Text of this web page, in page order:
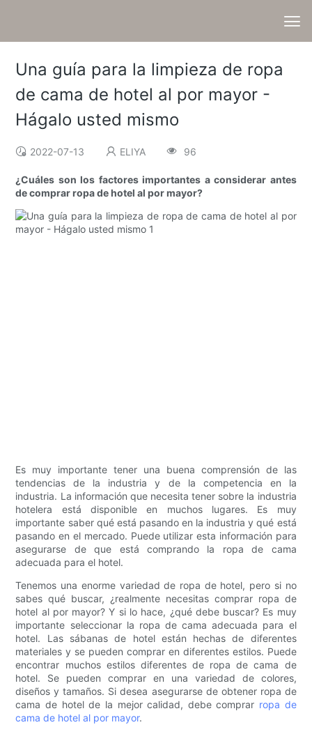
Una guía para la limpieza de ropa
de cama de hotel al por mayor -
Hágalo usted mismo
2022-07-13 ELIYA 96
¿Cuáles son los factores importantes a considerar antes
de comprar ropa de hotel al por mayor?
Es muy importante tener una buena comprensión de las
tendencias de la industria y de la competencia en la
industria. La información que necesita tener sobre la industria
hotelera está disponible en muchos lugares. Es muy
importante saber qué está pasando en la industria y qué está
pasando en el mercado. Puede utilizar esta información para
asegurarse de que está comprando la ropa de cama
adecuada para el hotel.
Tenemos una enorme variedad de ropa de hotel, pero si no
sabes qué buscar, ¿realmente necesitas comprar ropa de
hotel al por mayor? Y si lo hace, ¿qué debe buscar? Es muy
importante seleccionar la ropa de cama adecuada para el
hotel. Las sábanas de hotel están hechas de diferentes
materiales y se pueden comprar en diferentes estilos. Puede
encontrar muchos estilos diferentes de ropa de cama de
hotel. Se pueden comprar en una variedad de colores,
diseños y tamaños. Si desea asegurarse de obtener ropa de
cama de hotel de la mejor calidad, debe comprar ropa de
cama de hotel al por mayor.